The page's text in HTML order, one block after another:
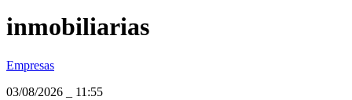
inmobiliarias
Empresas
03/08/2026
11:55